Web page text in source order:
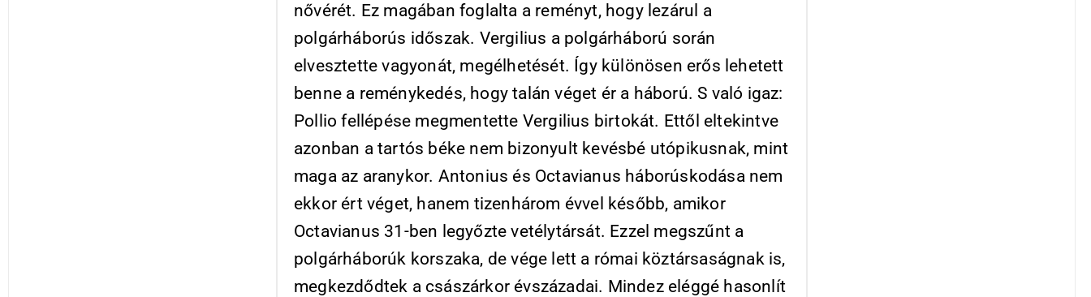
nővérét. Ez magában foglalta a reményt, hogy lezárul a
polgárháborús időszak. Vergilius a polgárháború során
elvesztette vagyonát, megélhetését. Így különösen erős lehetett
benne a reménykedés, hogy talán véget ér a háború. S való igaz:
Pollio fellépése megmentette Vergilius birtokát. Ettől eltekintve
azonban a tartós béke nem bizonyult kevésbé utópikusnak, mint
maga az aranykor. Antonius és Octavianus háborúskodása nem
ekkor ért véget, hanem tizenhárom évvel később, amikor
Octavianus 31-ben legyőzte vetélytársát. Ezzel megszűnt a
polgárháborúk korszaka, de vége lett a római köztársaságnak is,
megkezdődtek a császárkor évszázadai. Mindez eléggé hasonlít